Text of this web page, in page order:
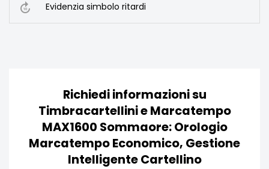
 Evidenzia simbolo ritardi
Richiedi informazioni su
Timbracartellini e Marcatempo
MAX1600 Sommaore: Orologio
Marcatempo Economico, Gestione
Intelligente Cartellino